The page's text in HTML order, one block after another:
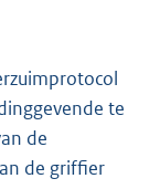
te
de
de griffier